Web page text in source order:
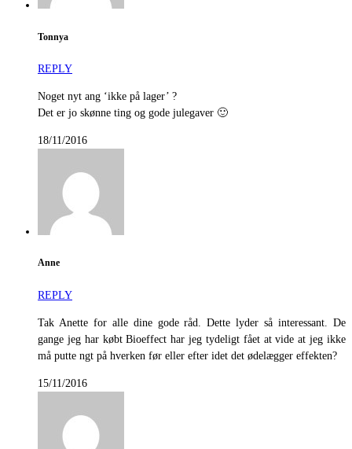
Tonnya
REPLY
Noget nyt ang ‘ikke på lager’ ?
Det er jo skønne ting og gode julegaver 🙂
18/11/2016
Anne
REPLY
Tak Anette for alle dine gode råd. Dette lyder så interessant. De
gange jeg har købt Bioeffect har jeg tydeligt fået at vide at jeg ikke
må putte ngt på hverken før eller efter idet det ødelægger effekten?
15/11/2016